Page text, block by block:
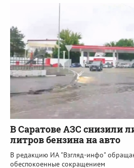
В Саратове АЗС снизили
литров бензина на авто
В редакцию ИА "Взгляд-инфо"
обеспокоенные сокращением